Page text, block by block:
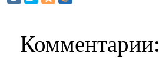
Комментарии: